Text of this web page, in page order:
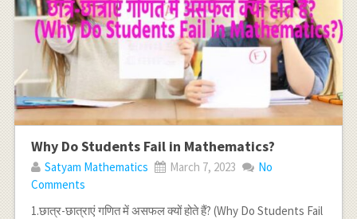
Why Do Students Fail in Mathematics?
Satyam Mathematics March 7, 2023
No
Comments
1.छात्र-छात्राएं गणित में असफल क्यों होते हैं? (Why Do Students Fail